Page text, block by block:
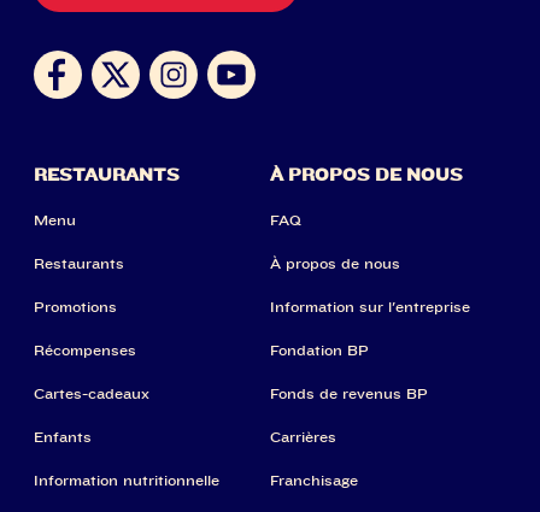
RESTAURANTS
Menu
Restaurants
Promotions
Récompenses
Cartes-cadeaux
Enfants
Information nutritionnelle
À PROPOS DE NOUS
FAQ
À propos de nous
Information sur l'entreprise
Fondation BP
Fonds de revenus BP
Carrières
Franchisage